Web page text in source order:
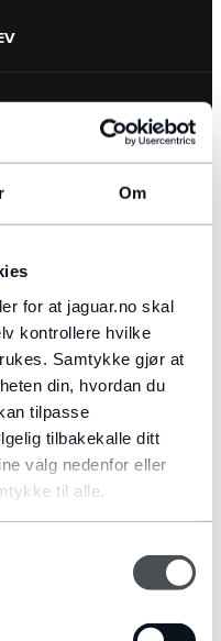
Om
for at jaguar.no skal
kontrollere hvilke
Samtykke gjør at
din, hvordan du
tilpasse
tilbakekalle ditt
valg nedenfor eller
til alle.